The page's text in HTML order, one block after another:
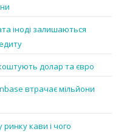
іноді залишаються
долар та євро
втрачає мільйони
кави і чого